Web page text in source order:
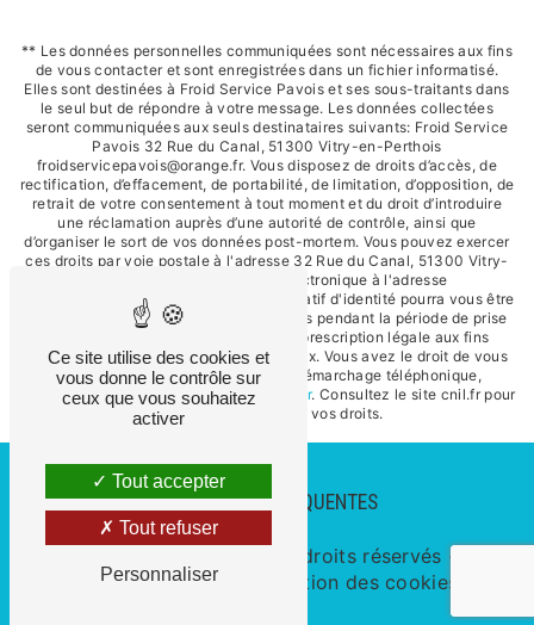
** Les données personnelles communiquées sont nécessaires aux fins
de vous contacter et sont enregistrées dans un fichier informatisé.
Elles sont destinées à Froid Service Pavois et ses sous-traitants dans
le seul but de répondre à votre message. Les données collectées
seront communiquées aux seuls destinataires suivants: Froid Service
Pavois 32 Rue du Canal, 51300 Vitry-en-Perthois
froidservicepavois@orange.fr. Vous disposez de droits d’accès, de
rectification, d’effacement, de portabilité, de limitation, d’opposition, de
retrait de votre consentement à tout moment et du droit d’introduire
une réclamation auprès d’une autorité de contrôle, ainsi que
d’organiser le sort de vos données post-mortem. Vous pouvez exercer
ces droits par voie postale à l'adresse 32 Rue du Canal, 51300 Vitry-
en-Perthois ou par courrier électronique à l'adresse
froidservicepavois@orange.fr. Un justificatif d'identité pourra vous être
demandé. Nous conservons vos données pendant la période de prise
de contact puis pendant la durée de prescription légale aux fins
probatoires et de gestion des contentieux. Vous avez le droit de vous
inscrire sur la liste d'opposition au démarchage téléphonique,
disponible à cette adresse:Bloctel.gouv.fr. Consultez le site cnil.fr pour
plus d’informations sur vos droits.
RECHERCHES FRÉQUENTES
- 2026 - Tous droits réservés -
Mentions légales
Gestion des cookies
Ce site utilise des cookies et
vous donne le contrôle sur
ceux que vous souhaitez
activer
Tout accepter
Tout refuser
Personnaliser